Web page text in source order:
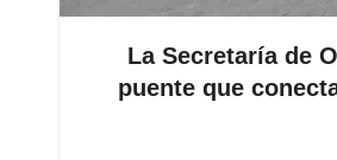
La Secretaría de
puente que